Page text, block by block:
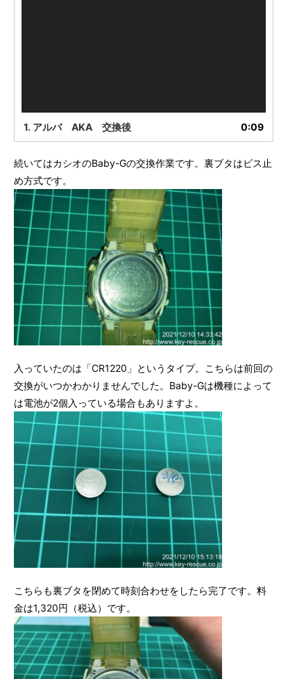
1. アルバ AKA 交換後 0:09
続いてはカシオのBaby-Gの交換作業です。裏ブタはビス止
め方式です。
入っていたのは「CR1220」というタイプ。こちらは前回の
交換がいつかわかりませんでした。Baby-Gは機種によって
は電池が2個入っている場合もありますよ。
こちらも裏ブタを閉めて時刻合わせをしたら完了です。料
金は1,320円（税込）です。